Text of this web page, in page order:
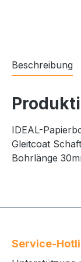
Beschreibung
IDEAL-
Gleitcoat
Bohrlänge
Service-